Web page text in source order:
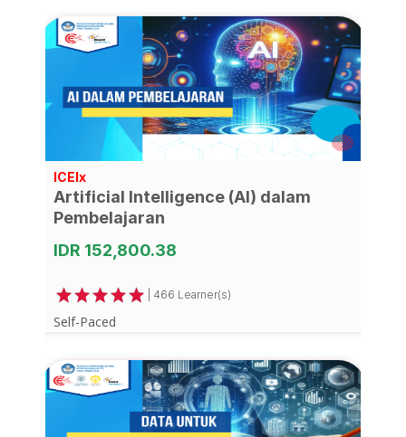
ICEIx
Artificial Intelligence (AI) dalam
Pembelajaran
IDR 152,800.38
| 466 Learner(s)
Self-Paced